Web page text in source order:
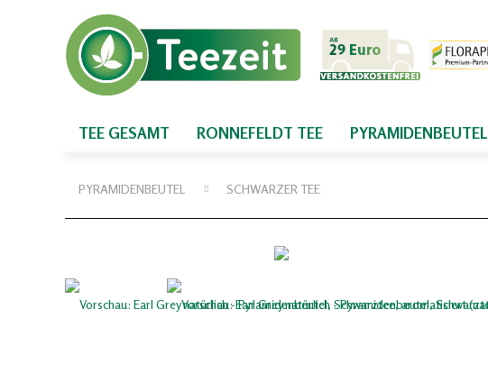
TEE GESAMT RONNEFELDT TEE PYRAMIDENBEUTEL
PYRAMIDENBEUTEL SCHWARZER TEE